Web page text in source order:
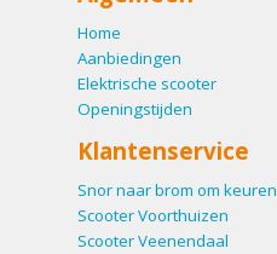
Home
Aanbiedingen
Elektrische scooter
Openingstijden
Klantenservice
Snor naar brom om keuren
Scooter Voorthuizen
Scooter Veenendaal